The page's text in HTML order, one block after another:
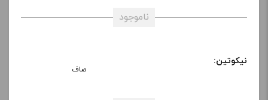
ناموجود
نیکوتین:
صاف